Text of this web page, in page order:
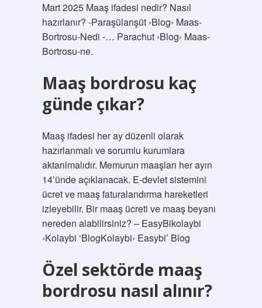
Mart 2025 Maaş ifadesi nedir? Nasıl
hazırlanır? -Paraşülanşüt ›Blog› Maas-
Bortrosu-Nedi -… Parachut ›Blog› Maas-
Bortrosu-ne.
Maaş bordrosu kaç
günde çıkar?
Maaş ifadesi her ay düzenli olarak
hazırlanmalı ve sorumlu kurumlara
aktarılmalıdır. Memurun maaşları her ayın
14’ünde açıklanacak. E-devlet sistemini
ücret ve maaş faturalandırma hareketleri
izleyebilir. Bir maaş ücreti ve maaş beyanı
nereden alabilirsiniz? – EasyBikolaybi
›Kolaybi ‘BlogKolaybi› Easybi’ Blog
Özel sektörde maaş
bordrosu nasıl alınır?